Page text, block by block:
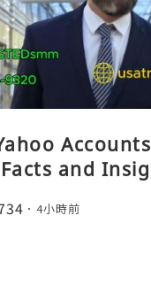
and
4小時前